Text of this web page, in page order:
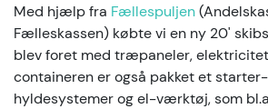
Med hjælp fra Fællespuljen
Fælleskassen) købte vi en ny 20'
blev foret med træpaneler,
containeren er også pakket et
hyldesystemer og el-værktøj, som